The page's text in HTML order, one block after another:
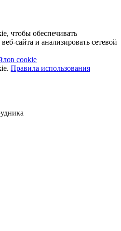
чтобы обеспечивать
сайта и анализировать сетевой
cookie
Правила использования